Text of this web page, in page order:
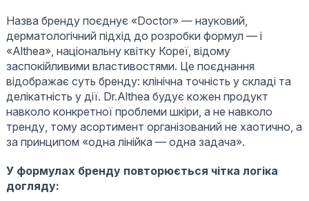
Назва бренду поєднує «Doctor» — науковий,
дерматологічний підхід до розробки формул — і
«Althea», національну квітку Кореї, відому
заспокійливими властивостями. Це поєднання
відображає суть бренду: клінічна точність у складі та
делікатність у дії. Dr.Althea будує кожен продукт
навколо конкретної проблеми шкіри, а не навколо
тренду, тому асортимент організований не хаотично, а
за принципом «одна лінійка — одна задача».
У формулах бренду повторюється чітка логіка
догляду: